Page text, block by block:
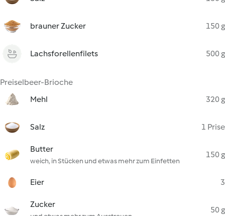
brauner Zucker 150 g
Lachsforellenfilets 500 g
Preiselbeer-Brioche
Mehl
320 g
Salz 1 Prise
Butter
weich, in Stücken und etwas mehr zum Einfetten
150 g
Eier 3
Zucker
50 g